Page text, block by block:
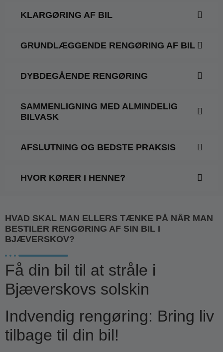
KLARGØRING AF BIL
GRUNDLÆGGENDE RENGØRING AF BIL
DYBDEGÅENDE RENGØRING
SAMMENLIGNING MED ALMINDELIG
BILVASK
AFSLUTNING OG BEDSTE PRAKSIS
HVOR KØRER I HENNE?
HVAD SKAL MAN ELLERS TÆNKE PÅ NÅR MAN
BESTILER RENGØRING AF SIN BIL I
BJÆVERSKOV?
Få din bil til at stråle i
Bjæverskovs solskin
Indvendig rengøring: Bring liv
tilbage til din bil!